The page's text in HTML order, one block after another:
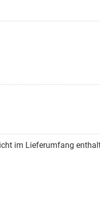
im Lieferumfang